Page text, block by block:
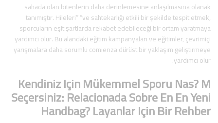
sahada olan bitenlerin daha derinlemesine anlaşılmasına olanak
tanımıştır. Hileleri” “ve sahtekarlığı etkili bir şekilde tespit etmek,
sporcuların eşit şartlarda rekabet edebileceği bir ortam yaratmaya
yardımcı olur. Bu alandaki eğitim kampanyaları ve eğitimler, çevrimiçi
yarışmalara daha sorumlu comienza dürüst bir yaklaşım geliştirmeye
yardımcı olur.
Kendiniz Için Mükemmel Sporu Nas? M
Seçersiniz: Relacionada Sobre En En Yeni
Handbag? Layanlar Için Bir Rehber